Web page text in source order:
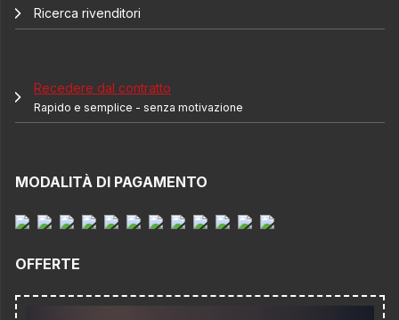
Ricerca rivenditori
Recedere dal contratto
Rapido e semplice - senza motivazione
MODALITÀ DI PAGAMENTO
OFFERTE